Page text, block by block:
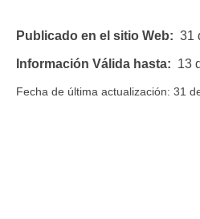
Publicado en el sitio Web: 31
Información Válida hasta: 13
Fecha de última actualización: 31